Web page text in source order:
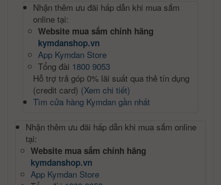
Nhận thêm ưu đãi hấp dẫn khi mua sắm
online tại:
Website mua sắm chính hãng
kymdanshop.vn
App Kymdan Store
Tổng đài 1800 9053
Hỗ trợ trả góp 0% lãi suất qua thẻ tín dụng
(credit card) (Xem chi tiết)
Tìm cửa hàng Kymdan gần nhất
Nhận thêm ưu đãi hấp dẫn khi mua sắm online
tại:
Website mua sắm chính hãng
kymdanshop.vn
App Kymdan Store